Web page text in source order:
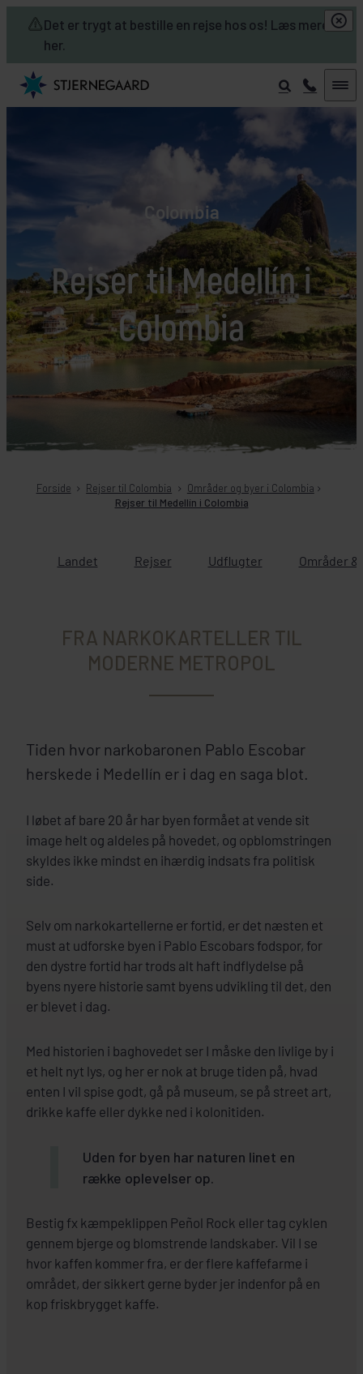
Det er trygt at bestille en rejse hos os! Læs mere
her.
Skip to main content
Rejser til Medellín i
Colombia
Colombia
Forside Rejser til Colombia
Områder og byer i Colombia
Rejser til Medellín i Colombia
Landet Rejser Udflugter Områder &
FRA NARKOKARTELLER TIL
MODERNE METROPOL
Tiden hvor narkobaronen Pablo Escobar
herskede i Medellín er i dag en saga blot.
I løbet af bare 20 år har byen formået at vende sit
image helt og aldeles på hovedet, og opblomstringen
skyldes ikke mindst en ihærdig indsats fra politisk
side.
Selv om narkokartellerne er fortid, er det næsten et
must at udforske byen i Pablo Escobars fodspor, for
den dystre fortid har trods alt haft indflydelse på
byens nyere historie samt byens udvikling til det, den
er blevet i dag.
Med historien i baghovedet ser I måske den livlige by i
et helt nyt lys, og her er nok at bruge tiden på, hvad
enten I vil spise godt, gå på museum, se på street art,
drikke kaffe eller dykke ned i kolonitiden.
Uden for byen har naturen linet en
række oplevelser op.
Bestig fx kæmpeklippen Peñol Rock eller tag cyklen
gennem bjerge og blomstrende landskaber. Vil I se
hvor kaffen kommer fra, er der flere kaffefarme i
området, der sikkert gerne byder jer indenfor på en
kop friskbrygget kaffe.